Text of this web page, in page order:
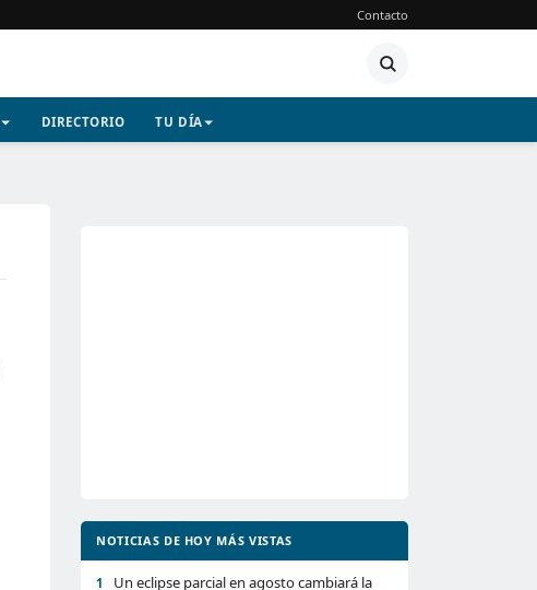
Contacto
DIRECTORIO TU DÍA
NOTICIAS DE HOY MÁS VISTAS
1
Un eclipse parcial en agosto cambiará la